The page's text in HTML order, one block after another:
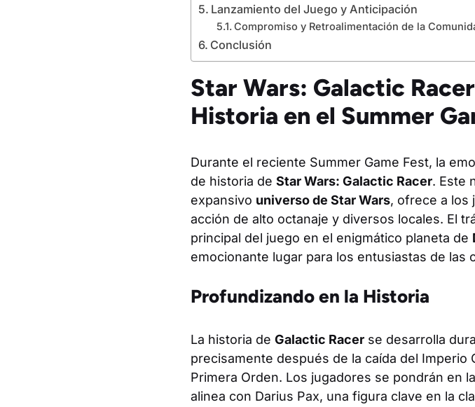
Lanzamiento del Juego y Anticipación
Compromiso y Retroalimentación de la
Conclusión
Star Wars: Galactic
Historia en el Summer
Durante el reciente Summer Game Fest, la
de historia de Star Wars: Galactic Racer. Este
expansivo universo de Star Wars, ofrece a los
acción de alto octanaje y diversos locales. El
principal del juego en el enigmático planeta de
emocionante lugar para los entusiastas de las
Profundizando en la Historia
La historia de Galactic Racer se desarrolla
precisamente después de la caída del Imperio
Primera Orden. Los jugadores se pondrán en
alinea con Darius Pax, una figura clave en la